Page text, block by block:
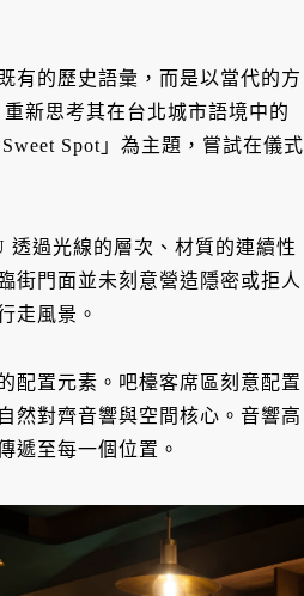
有的歷史語彙，而是以當代的方
新思考其在台北城市語境中的
Spot」為主題，嘗試在儀式
過光線的層次、材質的連續性
街門面並未刻意營造隱密或拒人
走風景。
配置元素。吧檯客席區刻意配置
然對齊音響與空間核心。音響高
遞至每一個位置。